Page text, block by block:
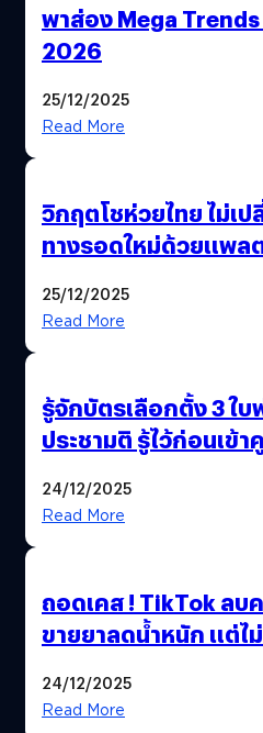
พาส่อง Mega
2026
25/12/2025
Read More
วิกฤตโชห่วยไทย ไม่เ
ทางรอดใหม่ด้วยแพล
25/12/2025
Read More
รู้จักบัตรเลือกตั้ง 3 ใบ
ประชามติ รู้ไว้ก่อนเข้า
24/12/2025
Read More
ถอดเคส ! TikTok ลบ
ขายยาลดน้ำหนัก แต่ไ
24/12/2025
Read More